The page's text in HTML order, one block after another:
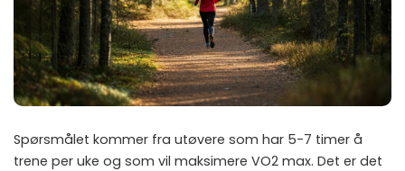
Spørsmålet kommer fra utøvere som har 5-7 timer å
trene per uke og som vil maksimere VO2 max. Det er det